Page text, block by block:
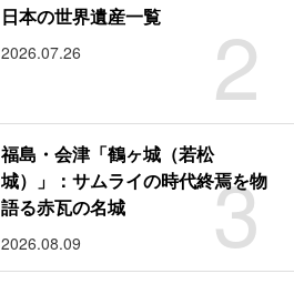
2
日本の世界遺産一覧
2026.07.26
3
福島・会津「鶴ヶ城（若松
城）」：サムライの時代終焉を物
語る赤瓦の名城
2026.08.09